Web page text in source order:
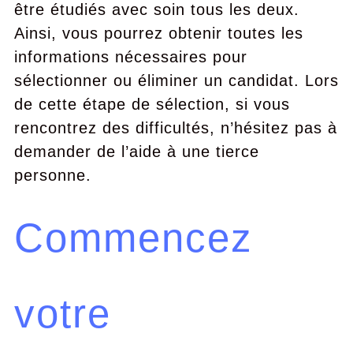
être étudiés avec soin tous les deux.
Ainsi, vous pourrez obtenir toutes les
informations nécessaires pour
sélectionner ou éliminer un candidat. Lors
de cette étape de sélection, si vous
rencontrez des difficultés, n’hésitez pas à
demander de l’aide à une tierce
personne.
Commencez
votre